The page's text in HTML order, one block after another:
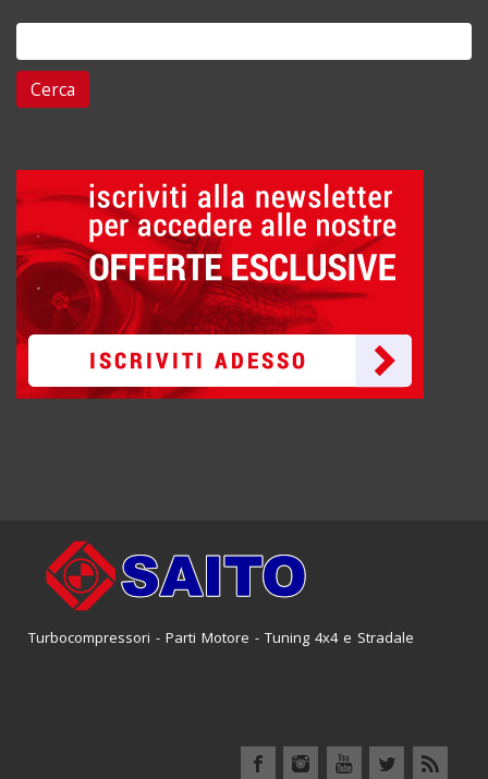
Ricerca
per:
Turbocompressori - Parti Motore - Tuning 4x4 e Stradale